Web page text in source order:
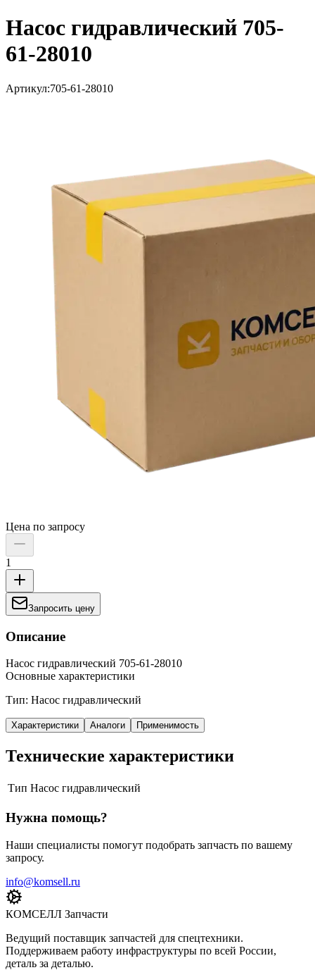
Насос гидравлический 705-
61-28010
Артикул:705-61-28010
Цена по запросу
1
Запросить цену
Описание
Насос гидравлический 705-61-28010
Основные характеристики
Тип: Насос гидравлический
Характеристики Аналоги Применимость
Технические характеристики
Тип Насос гидравлический
Нужна помощь?
Наши специалисты помогут подобрать запчасть по вашему
запросу.
info@komsell.ru
КОМСЕЛЛ Запчасти
Ведущий поставщик запчастей для спецтехники.
Поддерживаем работу инфраструктуры по всей России,
деталь за деталью.